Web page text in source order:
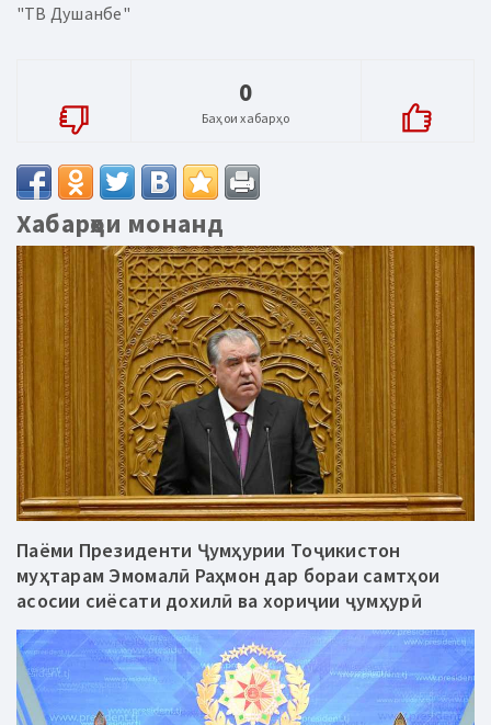
"ТВ Душанбе"
0
Баҳои хабарҳо
Хабарҳои монанд
Паёми Президенти Ҷумҳурии Тоҷикистон
муҳтарам Эмомалӣ Раҳмон дар бораи самтҳои
асосии сиёсати дохилӣ ва хориҷии ҷумҳурӣ